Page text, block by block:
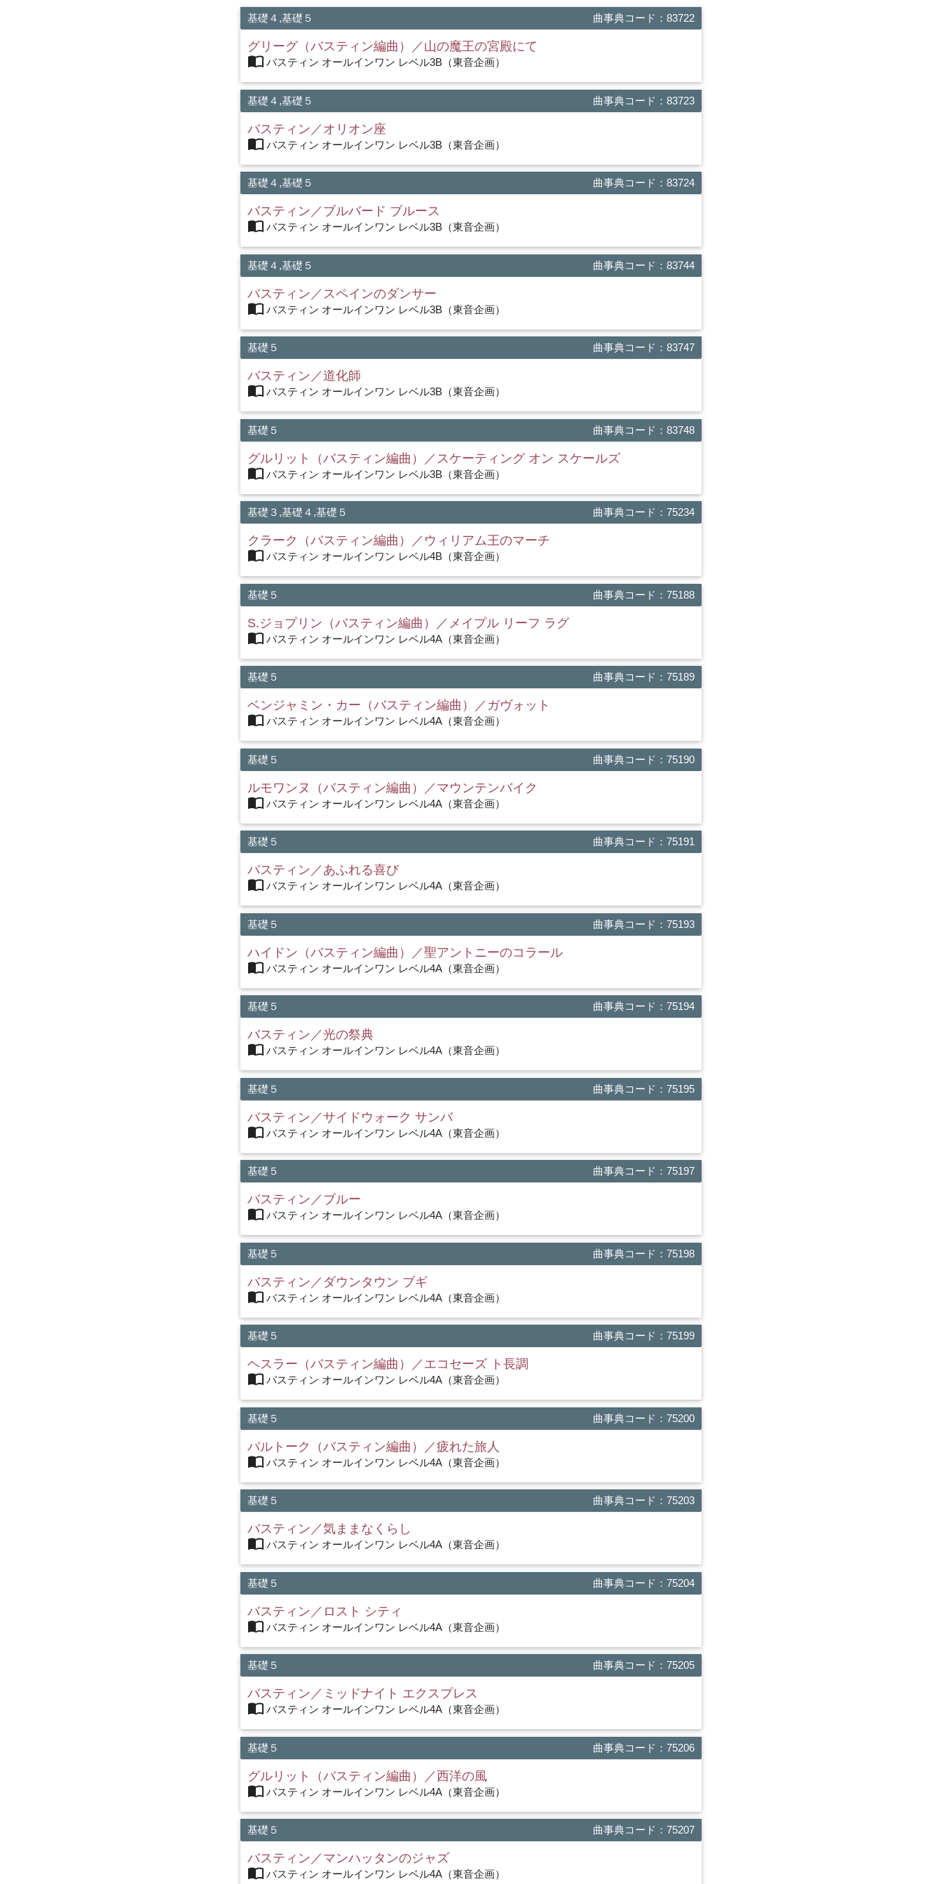
基礎４,基礎５ 曲事典コード：83722
グリーグ（バスティン編曲）／山の魔王の宮殿にて
import_contacts バスティン オールインワン レベル3B（東音企画）
基礎４,基礎５ 曲事典コード：83723
バスティン／オリオン座
import_contacts バスティン オールインワン レベル3B（東音企画）
基礎４,基礎５ 曲事典コード：83724
バスティン／ブルバード ブルース
import_contacts バスティン オールインワン レベル3B（東音企画）
基礎４,基礎５ 曲事典コード：83744
バスティン／スペインのダンサー
import_contacts バスティン オールインワン レベル3B（東音企画）
基礎５ 曲事典コード：83747
バスティン／道化師
import_contacts バスティン オールインワン レベル3B（東音企画）
基礎５ 曲事典コード：83748
グルリット（バスティン編曲）／スケーティング オン スケールズ
import_contacts バスティン オールインワン レベル3B（東音企画）
基礎３,基礎４,基礎５ 曲事典コード：75234
クラーク（バスティン編曲）／ウィリアム王のマーチ
import_contacts バスティン オールインワン レベル4B（東音企画）
基礎５ 曲事典コード：75188
S.ジョプリン（バスティン編曲）／メイプル リーフ ラグ
import_contacts バスティン オールインワン レベル4A（東音企画）
基礎５ 曲事典コード：75189
ベンジャミン・カー（バスティン編曲）／ガヴォット
import_contacts バスティン オールインワン レベル4A（東音企画）
基礎５ 曲事典コード：75190
ルモワンヌ（バスティン編曲）／マウンテンバイク
import_contacts バスティン オールインワン レベル4A（東音企画）
基礎５ 曲事典コード：75191
バスティン／あふれる喜び
import_contacts バスティン オールインワン レベル4A（東音企画）
基礎５ 曲事典コード：75193
ハイドン（バスティン編曲）／聖アントニーのコラール
import_contacts バスティン オールインワン レベル4A（東音企画）
基礎５ 曲事典コード：75194
バスティン／光の祭典
import_contacts バスティン オールインワン レベル4A（東音企画）
基礎５ 曲事典コード：75195
バスティン／サイドウォーク サンバ
import_contacts バスティン オールインワン レベル4A（東音企画）
基礎５ 曲事典コード：75197
バスティン／ブルー
import_contacts バスティン オールインワン レベル4A（東音企画）
基礎５ 曲事典コード：75198
バスティン／ダウンタウン ブギ
import_contacts バスティン オールインワン レベル4A（東音企画）
基礎５ 曲事典コード：75199
ヘスラー（バスティン編曲）／エコセーズ ト長調
import_contacts バスティン オールインワン レベル4A（東音企画）
基礎５ 曲事典コード：75200
バルトーク（バスティン編曲）／疲れた旅人
import_contacts バスティン オールインワン レベル4A（東音企画）
基礎５ 曲事典コード：75203
バスティン／気ままなくらし
import_contacts バスティン オールインワン レベル4A（東音企画）
基礎５ 曲事典コード：75204
バスティン／ロスト シティ
import_contacts バスティン オールインワン レベル4A（東音企画）
基礎５ 曲事典コード：75205
バスティン／ミッドナイト エクスプレス
import_contacts バスティン オールインワン レベル4A（東音企画）
基礎５ 曲事典コード：75206
グルリット（バスティン編曲）／西洋の風
import_contacts バスティン オールインワン レベル4A（東音企画）
基礎５ 曲事典コード：75207
バスティン／マンハッタンのジャズ
import_contacts バスティン オールインワン レベル4A（東音企画）